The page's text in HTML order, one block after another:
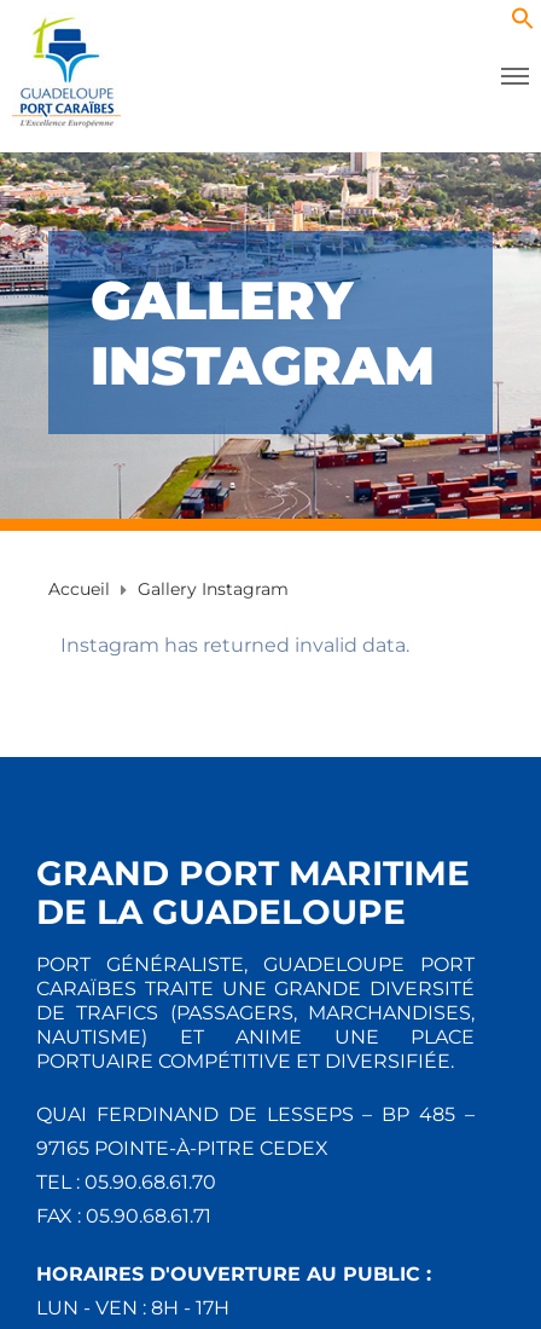
GALLERY
INSTAGRAM
Accueil Gallery Instagram
Instagram has returned invalid data.
GRAND PORT MARITIME
DE LA GUADELOUPE
PORT GÉNÉRALISTE, GUADELOUPE PORT
CARAÏBES TRAITE UNE GRANDE DIVERSITÉ
DE TRAFICS (PASSAGERS, MARCHANDISES,
NAUTISME) ET ANIME UNE PLACE
PORTUAIRE COMPÉTITIVE ET DIVERSIFIÉE.
QUAI FERDINAND DE LESSEPS – BP 485 –
97165 POINTE-À-PITRE CEDEX
TEL : 05.90.68.61.70
FAX : 05.90.68.61.71
HORAIRES D'OUVERTURE AU PUBLIC :
LUN - VEN : 8H - 17H